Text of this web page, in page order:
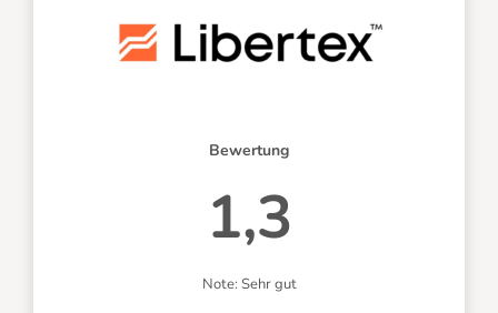
Bewertung
1,3
Note: Sehr gut